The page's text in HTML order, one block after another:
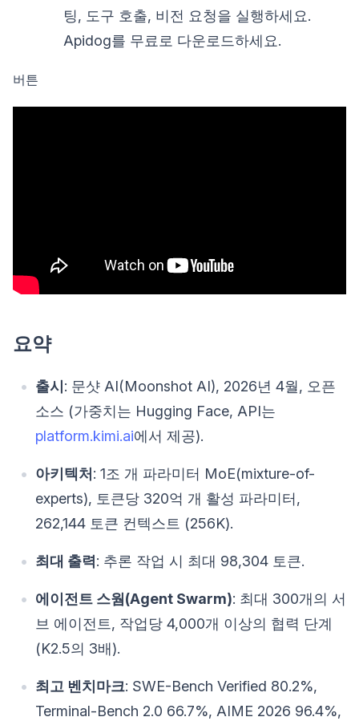
팅, 도구 호출, 비전 요청을 실행하세요.
Apidog를 무료로 다운로드하세요.
버튼
요약
출시 : 문샷 AI(Moonshot AI), 2026년 4월, 오픈
소스 (가중치는 Hugging Face, API는
platform.kimi.ai에서 제공).
아키텍처 : 1조 개 파라미터 MoE(mixture-of-
experts), 토큰당 320억 개 활성 파라미터,
262,144 토큰 컨텍스트 (256K).
최대 출력 : 추론 작업 시 최대 98,304 토큰.
에이전트 스웜(Agent Swarm): 최대 300개의 서
브 에이전트, 작업당 4,000개 이상의 협력 단계
(K2.5의 3배).
최고 벤치마크: SWE-Bench Verified 80.2%,
Terminal-Bench 2.0 66.7%, AIME 2026 96.4%,